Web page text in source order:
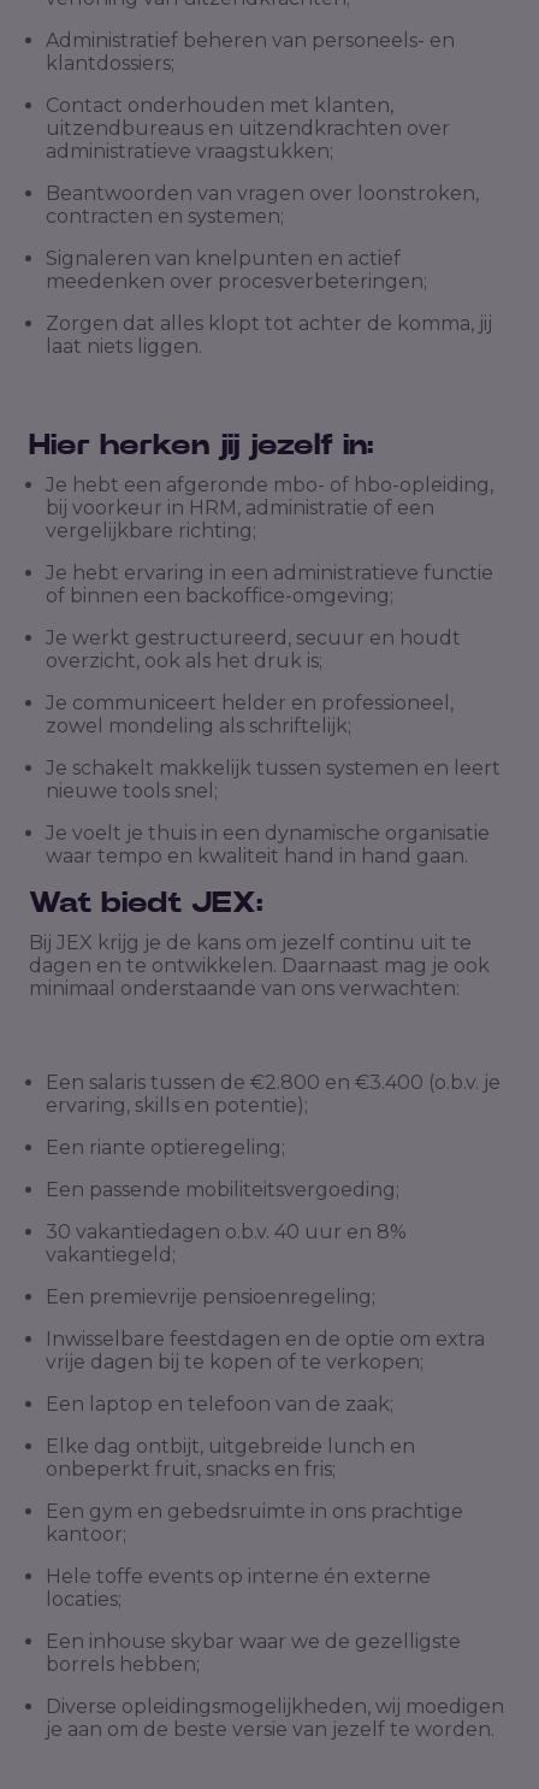
Administratief beheren van personeels- en
klantdossiers;
Contact onderhouden met klanten,
uitzendbureaus en uitzendkrachten over
administratieve vraagstukken;
Beantwoorden van vragen over loonstroken,
contracten en systemen;
Signaleren van knelpunten en actief
meedenken over procesverbeteringen;
Zorgen dat alles klopt tot achter de komma, jij
laat niets liggen.
Hier herken jij jezelf in:
Je hebt een afgeronde mbo- of hbo-opleiding,
bij voorkeur in HRM, administratie of een
vergelijkbare richting;
Je hebt ervaring in een administratieve functie
of binnen een backoffice-omgeving;
Je werkt gestructureerd, secuur en houdt
overzicht, ook als het druk is;
Je communiceert helder en professioneel,
zowel mondeling als schriftelijk;
Je schakelt makkelijk tussen systemen en leert
nieuwe tools snel;
Je voelt je thuis in een dynamische organisatie
waar tempo en kwaliteit hand in hand gaan.
Wat biedt JEX:
Bij JEX krijg je de kans om jezelf continu uit te
dagen en te ontwikkelen. Daarnaast mag je ook
minimaal onderstaande van ons verwachten:
Een salaris tussen de €2.800 en €3.400 (o.b.v. je
ervaring, skills en potentie);
Een riante optieregeling;
Een passende mobiliteitsvergoeding;
30 vakantiedagen o.b.v. 40 uur en 8%
vakantiegeld;
Een premievrije pensioenregeling;
Inwisselbare feestdagen en de optie om extra
vrije dagen bij te kopen of te verkopen;
Een laptop en telefoon van de zaak;
Elke dag ontbijt, uitgebreide lunch en
onbeperkt fruit, snacks en fris;
Een gym en gebedsruimte in ons prachtige
kantoor;
Hele toffe events op interne én externe
locaties;
Een inhouse skybar waar we de gezelligste
borrels hebben;
Diverse opleidingsmogelijkheden, wij moedigen
je aan om de beste versie van jezelf te worden.